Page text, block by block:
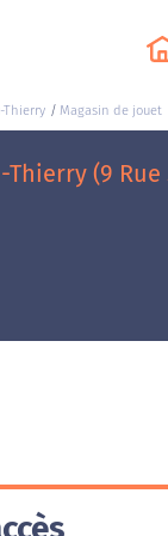
Thierry Magasin de jouet
Thierry (9